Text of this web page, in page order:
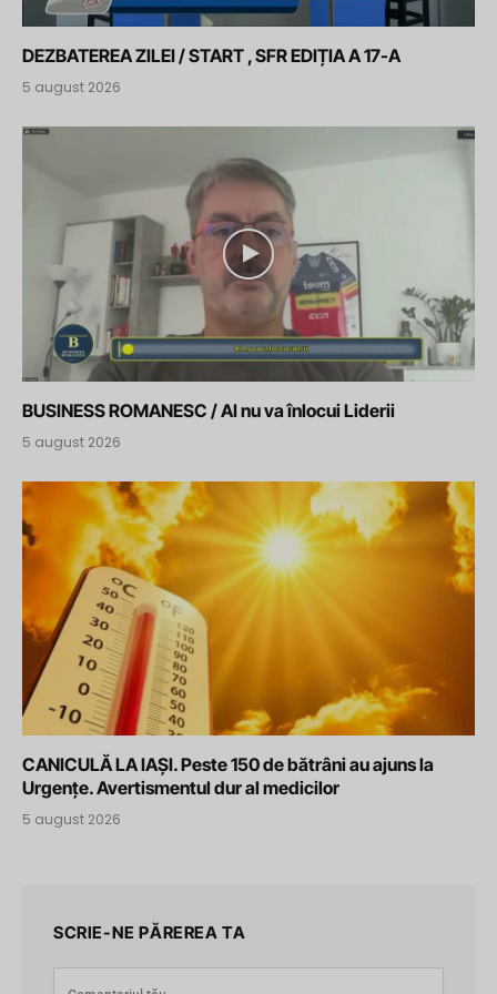
DEZBATEREA ZILEI / START , SFR EDIȚIA A 17-A
5 august 2026
BUSINESS ROMANESC / AI nu va înlocui Liderii
5 august 2026
CANICULĂ LA IAȘI. Peste 150 de bătrâni au ajuns la
Urgențe. Avertismentul dur al medicilor
5 august 2026
SCRIE-NE PĂREREA TA